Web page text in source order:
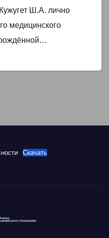
Ш.А. лично
медицинского
Скачать